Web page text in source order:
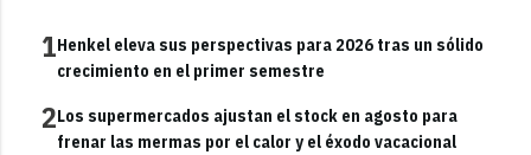
1Henkel eleva sus perspectivas para 2026 tras un sólido
crecimiento en el primer semestre
2Los supermercados ajustan el stock en agosto para
frenar las mermas por el calor y el éxodo vacacional